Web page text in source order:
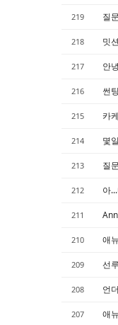
219 질
218 밋
217 안
216 썬
215 카
214 몇
213 질
212 아
211
210 애
209 선
208 언
207 애